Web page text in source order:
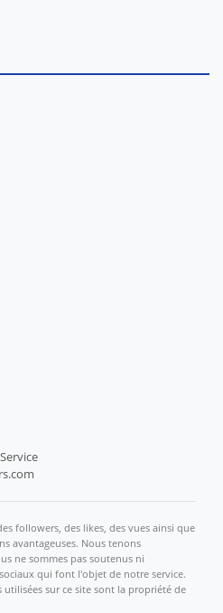
followers, des likes, des vues ainsi que
avantageuses. Nous tenons
ne sommes pas soutenus ni
qui font l'objet de notre service.
utilisées sur ce site sont la propriété de